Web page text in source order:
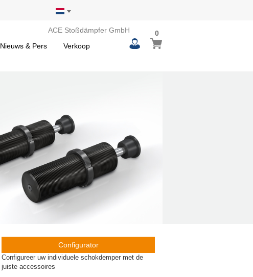
ACE Stoßdämpfer GmbH
Nieuws & Pers Verkoop
Winkelwagen
00
items
Configurator
Configureer uw individuele schokdemper met de
juiste accessoires